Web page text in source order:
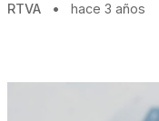
RTVA • hace 3 años